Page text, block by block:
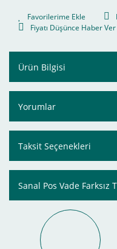
Fiyatı Düşünce Haber Ver
Ürün Bilgisi
Yorumlar
Taksit Seçenekleri
Sanal Pos Vade Farksız